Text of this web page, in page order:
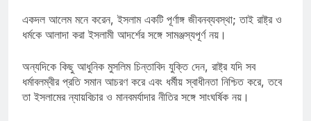
একদল আলেম মনে করেন, ইসলাম একটি পূর্ণাঙ্গ জীবনব্যবস্থা; তাই রাষ্ট্র ও
ধর্মকে আলাদা করা ইসলামী আদর্শের সঙ্গে সামঞ্জস্যপূর্ণ নয়।
অন্যদিকে কিছু আধুনিক মুসলিম চিন্তাবিদ যুক্তি দেন, রাষ্ট্র যদি সব
ধর্মাবলম্বীর প্রতি সমান আচরণ করে এবং ধর্মীয় স্বাধীনতা নিশ্চিত করে, তবে
তা ইসলামের ন্যায়বিচার ও মানবমর্যাদার নীতির সঙ্গে সাংঘর্ষিক নয়।